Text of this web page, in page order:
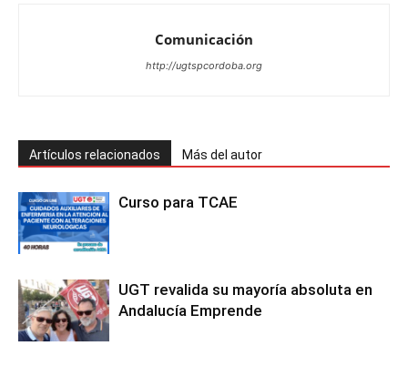
Comunicación
http://ugtspcordoba.org
Artículos relacionados Más del autor
Curso para TCAE
UGT revalida su mayoría absoluta en
Andalucía Emprende